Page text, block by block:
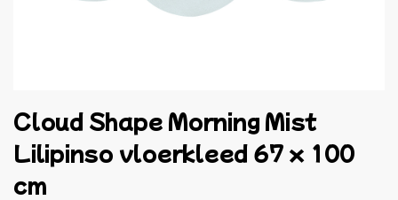
Cloud Shape Morning Mist
Lilipinso vloerkleed 67 x 100
cm